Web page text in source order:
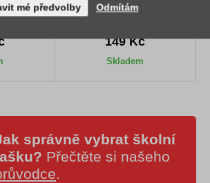
NOOR -
Anilinové vodové barvy 12
149 Kč
Skladem
správně vybrat školní
Přečtěte si našeho
.
mé předvolby Odmítám